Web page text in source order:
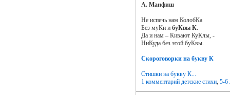
А. Манфиш
Не испечь нам КолобКа
Без муКи и буКвы К.
Да и нам – Кивают КуКлы, -
НиКуда без этой буКвы.
Скороговорки на букву К
Стишки на букву К...
1 комментарий детские стихи, 5-6